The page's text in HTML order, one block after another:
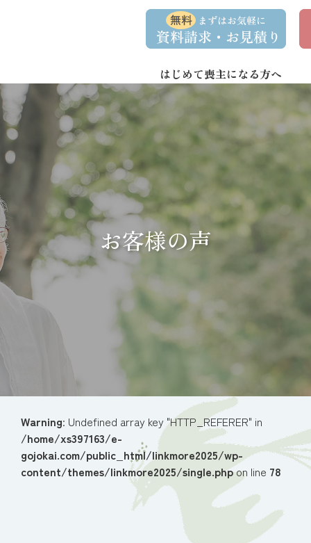
へ
ス
キ
ッ
プ
ョ
ン
に
移
動
資
求
問
い
合
せ
事
談
はじめて喪主になる方へ
お客様の声
Warning: Undefined array key "HTTP_REFERER" in
/home/xs397163/e-
gojokai.com/public_html/linkmore2025/wp-
content/themes/linkmore2025/single.phpon line 78